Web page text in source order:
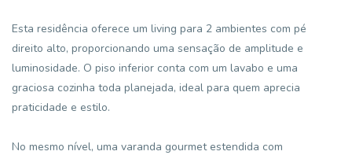
Esta residência oferece um living para 2 ambientes com pé
direito alto, proporcionando uma sensação de amplitude e
luminosidade. O piso inferior conta com um lavabo e uma
graciosa cozinha toda planejada, ideal para quem aprecia
praticidade e estilo.
No mesmo nível, uma varanda gourmet estendida com